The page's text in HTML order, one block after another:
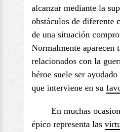
alcanzar mediante la
obstáculos de diferente
de una situación
Normalmente aparecen
relacionados con la
héroe suele ser
que interviene en su
En muchas
épico representa las